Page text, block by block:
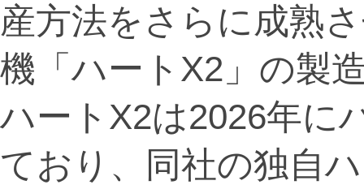
産方法をさらに成熟
機「ハートX2」の製
ハートX2は2026年に
ており、同社の独自